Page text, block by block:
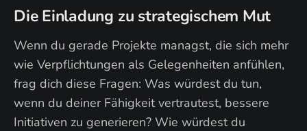
Die Einladung zu strategischem Mut
Wenn du gerade Projekte managst, die sich mehr
wie Verpflichtungen als Gelegenheiten anfühlen,
frag dich diese Fragen: Was würdest du tun,
wenn du deiner Fähigkeit vertrautest, bessere
Initiativen zu generieren? Wie würdest du